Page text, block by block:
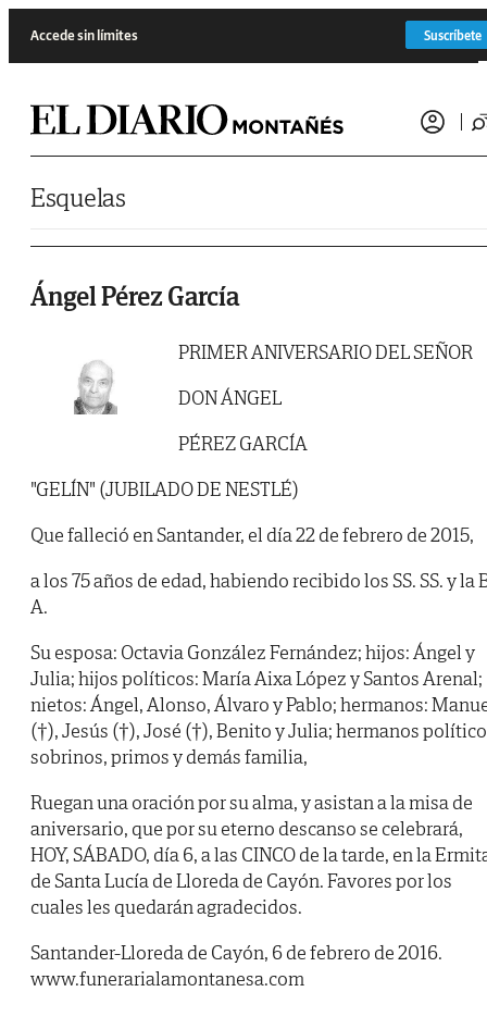
Accede sin límites Suscríbete
Esquelas
Ángel Pérez García
PRIMER ANIVERSARIO DEL SEÑOR
DON ÁNGEL
PÉREZ GARCÍA
"GELÍN" (JUBILADO DE NESTLÉ)
Que falleció en Santander, el día 22 de febrero de 2015,
a los 75 años de edad, habiendo recibido los SS. SS. y la
A.
Su esposa: Octavia González Fernández; hijos: Ángel y
Julia; hijos políticos: María Aixa López y Santos Arenal;
nietos: Ángel, Alonso, Álvaro y Pablo; hermanos:
(†), Jesús (†), José (†), Benito y Julia; hermanos
sobrinos, primos y demás familia,
Ruegan una oración por su alma, y asistan a la misa de
aniversario, que por su eterno descanso se celebrará,
HOY, SÁBADO, día 6, a las CINCO de la tarde, en la
de Santa Lucía de Lloreda de Cayón. Favores por los
cuales les quedarán agradecidos.
Santander-Lloreda de Cayón, 6 de febrero de 2016.
www.funerarialamontanesa.com